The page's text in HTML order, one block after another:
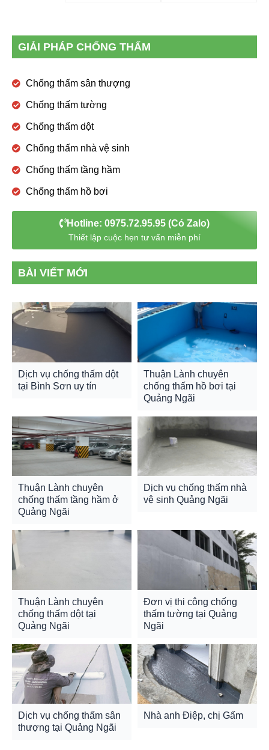
GIẢI PHÁP CHỐNG THẤM
Chống thấm sân thượng
Chống thấm tường
Chống thấm dột
Chống thấm nhà vệ sinh
Chống thấm tầng hầm
Chống thấm hồ bơi
Hotline: 0975.72.95.95 (Có Zalo)
Thiết lập cuộc hẹn tư vấn miễn phí
BÀI VIẾT MỚI
Dịch vụ chống thấm dột
tại Bình Sơn uy tín
Thuận Lành chuyên
chống thấm hồ bơi tại
Quảng Ngãi
Thuận Lành chuyên
chống thấm tầng hầm ở
Quảng Ngãi
Dịch vụ chống thấm nhà
vệ sinh Quảng Ngãi
Thuận Lành chuyên
chống thấm dột tại
Quảng Ngãi
Đơn vị thi công chống
thấm tường tại Quảng
Ngãi
Dịch vụ chống thấm sân
thượng tại Quảng Ngãi
Nhà anh Điệp, chị Gấm